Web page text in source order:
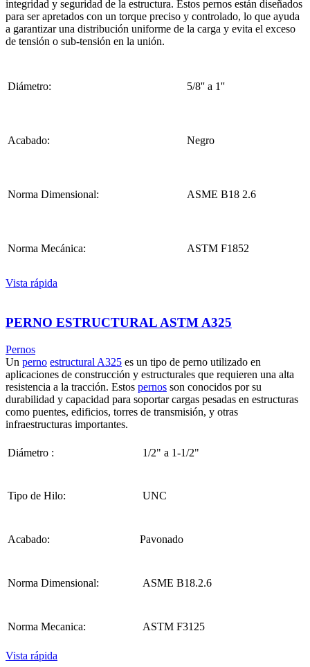
integridad y seguridad de la estructura. Estos pernos están diseñados
para ser apretados con un torque preciso y controlado, lo que ayuda
a garantizar una distribución uniforme de la carga y evita el exceso
de tensión o sub-tensión en la unión.
Diámetro: 5/8'' a 1''
Acabado: Negro
Norma Dimensional: ASME B18 2.6
Norma Mecánica: ASTM F1852
Vista rápida
PERNO ESTRUCTURAL ASTM A325
Pernos
Un perno estructural A325 es un tipo de perno utilizado en
aplicaciones de construcción y estructurales que requieren una alta
resistencia a la tracción. Estos pernos son conocidos por su
durabilidad y capacidad para soportar cargas pesadas en estructuras
como puentes, edificios, torres de transmisión, y otras
infraestructuras importantes.
Diámetro : 1/2" a 1-1/2"
Tipo de Hilo: UNC
Acabado: Pavonado
Norma Dimensional: ASME B18.2.6
Norma Mecanica: ASTM F3125
Vista rápida